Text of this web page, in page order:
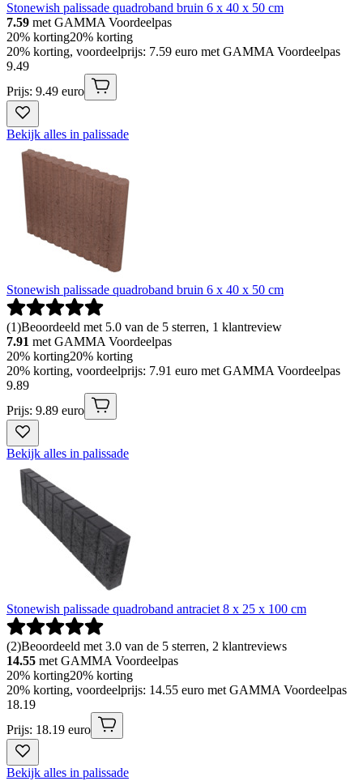
Stonewish palissade quadroband bruin 6 x 40 x 50 cm
7.59 met GAMMA Voordeelpas
20% korting20% korting
20% korting, voordeelprijs: 7.59 euro met GAMMA Voordeelpas
9.49
Prijs: 9.49 euro
Bekijk alles in palissade
Stonewish palissade quadroband bruin 6 x 40 x 50 cm
(1)Beoordeeld met 5.0 van de 5 sterren, 1 klantreview
7.91 met GAMMA Voordeelpas
20% korting20% korting
20% korting, voordeelprijs: 7.91 euro met GAMMA Voordeelpas
9.89
Prijs: 9.89 euro
Bekijk alles in palissade
Stonewish palissade quadroband antraciet 8 x 25 x 100 cm
(2)Beoordeeld met 3.0 van de 5 sterren, 2 klantreviews
14.55 met GAMMA Voordeelpas
20% korting20% korting
20% korting, voordeelprijs: 14.55 euro met GAMMA Voordeelpas
18.19
Prijs: 18.19 euro
Bekijk alles in palissade